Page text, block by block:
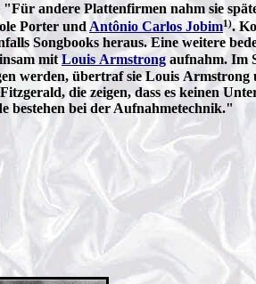
andere Plattenfirmen nahm sie
Porter und Antônio Carlos Jobim1).
Songbooks heraus. Eine weitere
mitLouis Armstrong aufnahm. Im
werden, übertraf sie Louis Armstrong
die zeigen, dass es keinen
bestehen bei der Aufnahmetechnik."